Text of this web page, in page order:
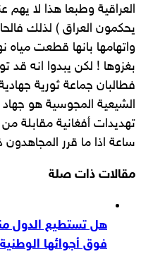
العراقية وطبعا هذا لا يهم
يحكمون العراق ) لذلك
واتهامها بانها قطعت مياه
بغزوها ! لكن يبدوا انه قد
فطالبان جماعة ثورية
الشيعية المجوسية هو
ساعة اذا ما قرر المجاهدون
مقالات ذات صلة
هل تستطيع الدول
فوق أجوائها